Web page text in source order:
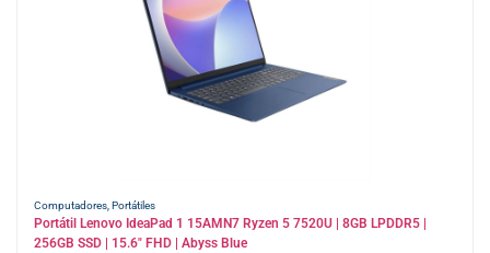
Computadores,Portátiles
Portátil Lenovo IdeaPad 1 15AMN7 Ryzen 5 7520U | 8GB LPDDR5 |
256GB SSD | 15.6″ FHD | Abyss Blue